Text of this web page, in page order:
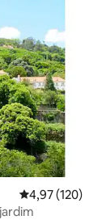
4,97 de uma
4,97 (120)